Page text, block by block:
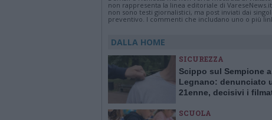
non rappresenta la linea editoriale di
non sono testi giornalistici, ma post inviati dai
preventivo. I commenti che includano uno o più
DALLA HOME
SICUREZZA
Scippo sul Sempione a
Legnano: denunciato
21enne, decisivi i
SCUOLA